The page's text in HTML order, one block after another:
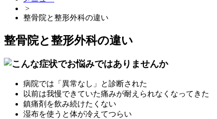
>
整骨院と整形外科の違い
整骨院と整形外科の違い
病院では「異常なし」と診断された
以前は我慢できていた痛みが耐えられなくなってきた
鎮痛剤を飲み続けたくない
湿布を使うと体が冷えてつらい